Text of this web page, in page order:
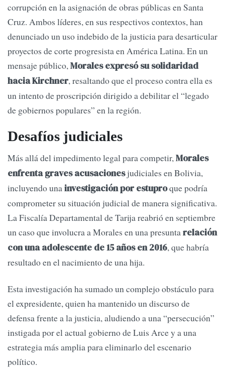
corrupción en la asignación de obras públicas en Santa
Cruz. Ambos líderes, en sus respectivos contextos, han
denunciado un uso indebido de la justicia para desarticular
proyectos de corte progresista en América Latina. En un
mensaje público,Morales expresó su solidaridad
hacia Kirchner, resaltando que el proceso contra ella es
un intento de proscripción dirigido a debilitar el “legado
de gobiernos populares” en la región.
Desafíos judiciales
Más allá del impedimento legal para competir,Morales
enfrenta graves acusacionesjudiciales en Bolivia,
incluyendo unainvestigación por estuproque podría
comprometer su situación judicial de manera significativa.
La Fiscalía Departamental de Tarija reabrió en septiembre
un caso que involucra a Morales en una presuntarelación
con una adolescente de 15 años en 2016, que habría
resultado en el nacimiento de una hija.
Esta investigación ha sumado un complejo obstáculo para
el expresidente, quien ha mantenido un discurso de
defensa frente a la justicia, aludiendo a una “persecución”
instigada por el actual gobierno de Luis Arce y a una
estrategia más amplia para eliminarlo del escenario
político.